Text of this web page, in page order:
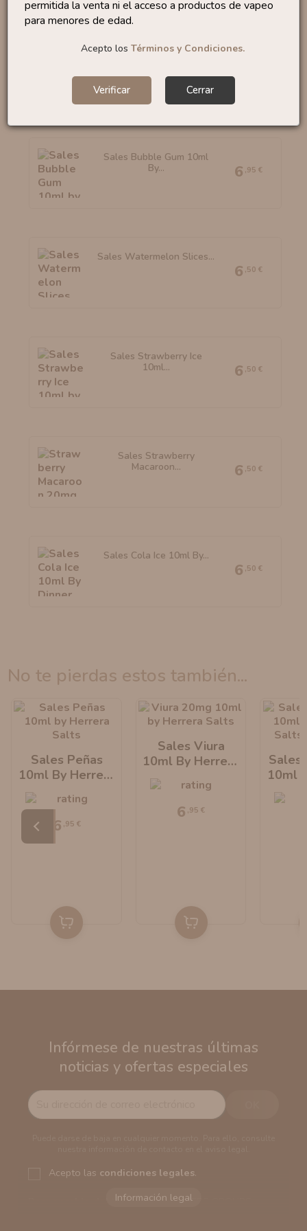
permitida la venta ni el acceso a productos de vapeo
para menores de edad.
Acepto los Términos y Condiciones.
Verificar Cerrar
Productos similares
Sales Lemon Tart 10ml
6
Sales Bubble Gum 10ml
By...
6 ,95 €
Sales Watermelon Slices...
6 ,50 €
Sales Strawberry Ice
10ml...
6 ,50 €
Sales Strawberry
Macaroon...
6 ,50 €
Sales Cola Ice 10ml By...
6 ,50 €
no te pierdas estos también...
Sales Peñas
10ml By Herrera
6 ,95 €
Sales Viura
10ml By Herrera
6 ,95 €
Sales
10ml
Infórmese de nuestras últimas
noticias y ofertas especiales
Acepto las condiciones legales.
Responsable del tratamiento: VAPERS GROUPS